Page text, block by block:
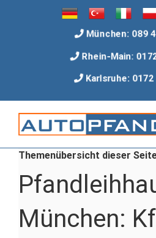
Flimmern deaktivieren
Überschriften markieren
settings Hintergrundfarbe
Verkleinern
zoom_in Vergrößern
add_circle_outline Schrift vergrößern
spellcheck Besser lesbare Schrift
brightness_high Heller Kontrast
München: 089
Rhein-Main:
Karlsruhe:
Themenübersicht dieser
München: